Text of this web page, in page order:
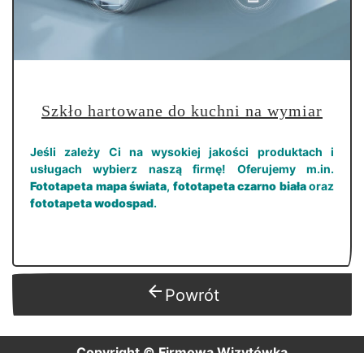
Szkło hartowane do kuchni na wymiar
Jeśli zależy Ci na wysokiej jakości produktach i
usługach wybierz naszą firmę! Oferujemy m.in.
Fototapeta mapa świata, fototapeta czarno białaoraz
fototapeta wodospad.
arrow_back Powrót